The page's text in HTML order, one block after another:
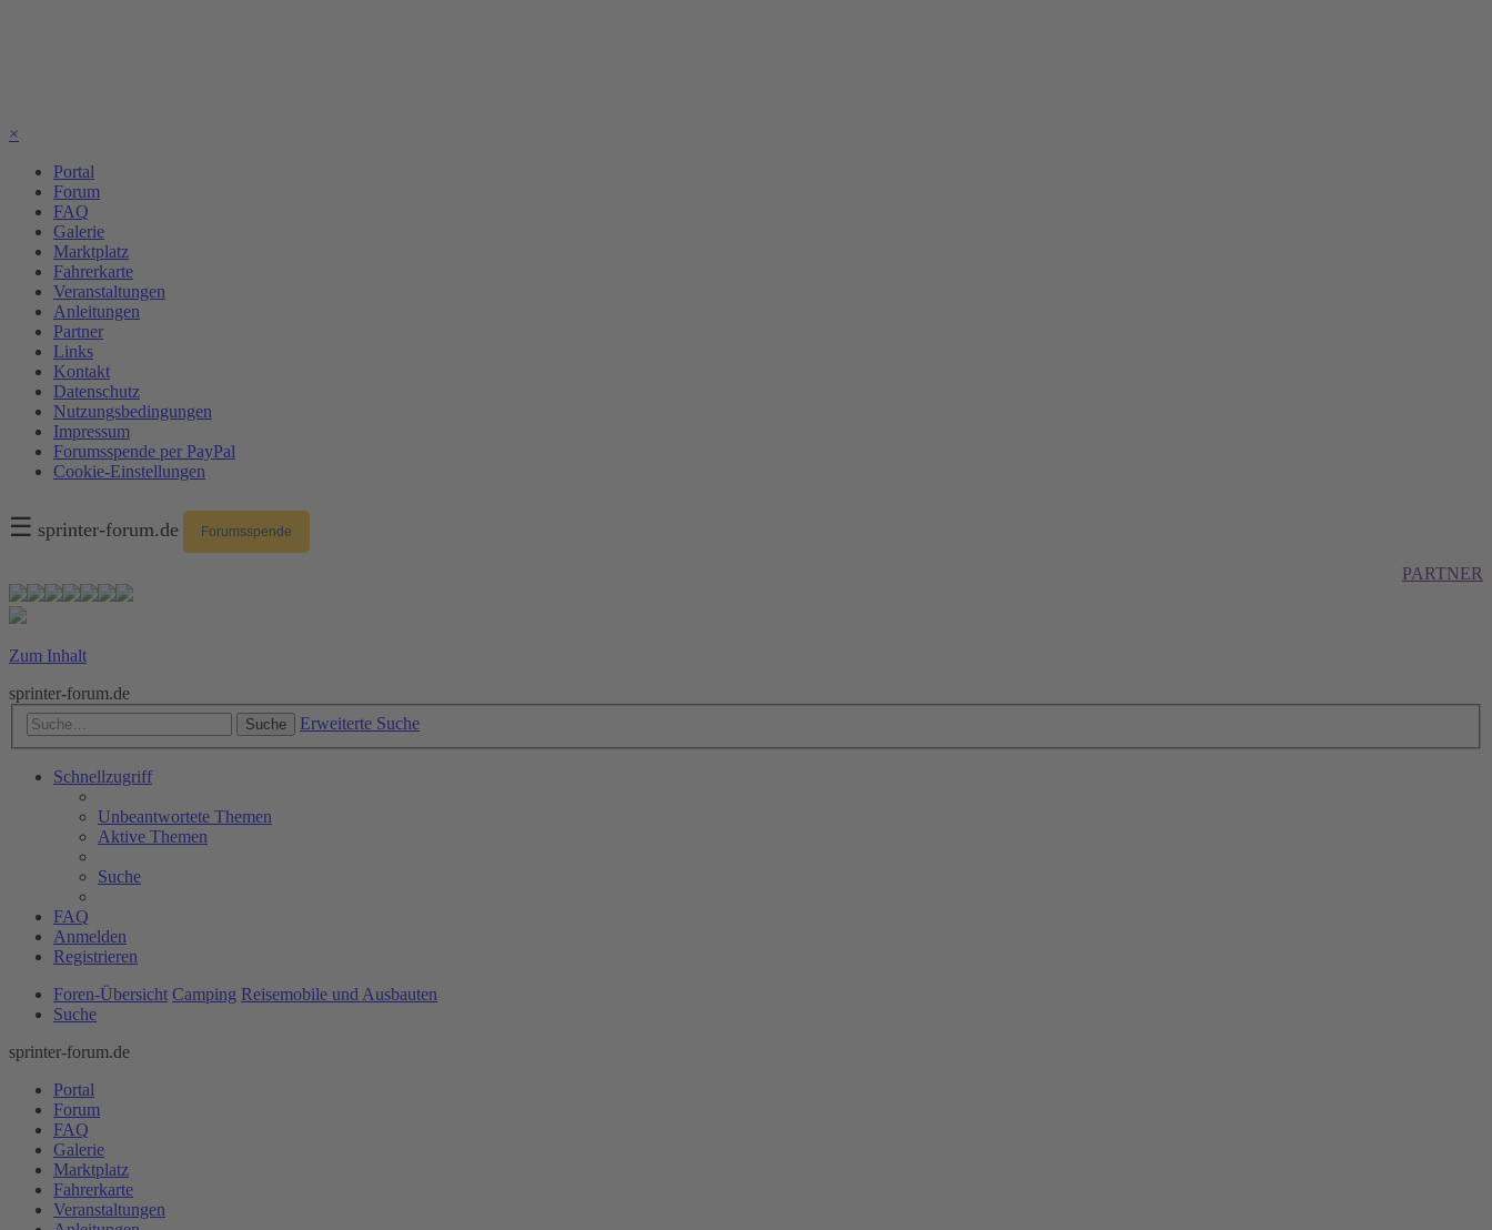
×
Portal
Forum
FAQ
Galerie
Marktplatz
Fahrerkarte
Veranstaltungen
Anleitungen
Partner
Links
Kontakt
Datenschutz
Nutzungsbedingungen
Impressum
Forumsspende per PayPal
Cookie-Einstellungen
☰ sprinter-forum.de Forumsspende
PARTNER
Zum Inhalt
sprinter-forum.de
Suche Erweiterte Suche
Schnellzugriff
Unbeantwortete Themen
Aktive Themen
Suche
FAQ
Anmelden
Registrieren
Foren-Übersicht Camping Reisemobile und Ausbauten
Suche
sprinter-forum.de
Portal
Forum
FAQ
Galerie
Marktplatz
Fahrerkarte
Veranstaltungen